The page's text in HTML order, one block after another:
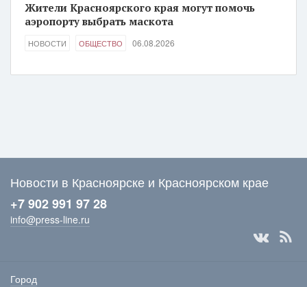
Жители Красноярского края могут помочь
аэропорту выбрать маскота
НОВОСТИ ОБЩЕСТВО 06.08.2026
Новости в Красноярске и Красноярском крае
+7 902 991 97 28
info@press-line.ru
Город